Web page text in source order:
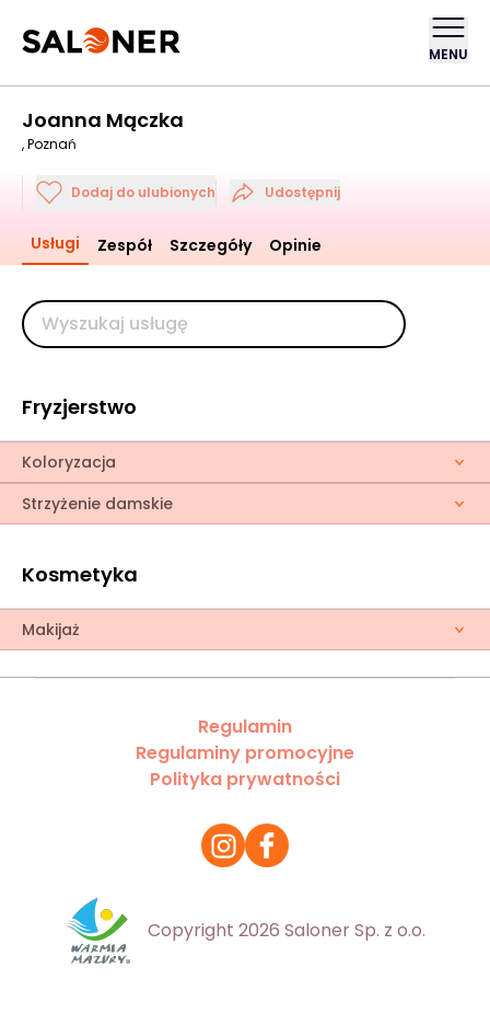
MENU
Joanna Mączka
, Poznań
Dodaj do ulubionych Udostępnij
Usługi Zespół Szczegóły Opinie
Fryzjerstwo
Koloryzacja
Strzyżenie damskie
Kosmetyka
Makijaż
Regulamin
Regulaminy promocyjne
Polityka prywatności
Copyright 2026 Saloner Sp. z o.o.